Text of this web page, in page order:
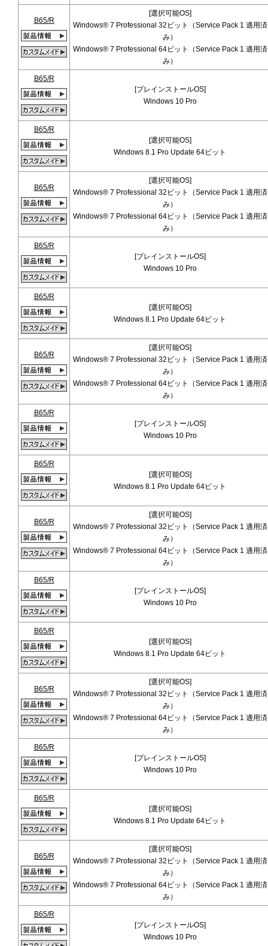
B65/R
[選択可能OS]
Windows® 7 Professional 32ビット（Service Pack 1 適用済
み）
Windows® 7 Professional 64ビット（Service Pack 1 適用済
み）
B65/R
[プレインストールOS]
Windows 10 Pro
B65/R
[選択可能OS]
Windows 8.1 Pro Update 64ビット
B65/R
[選択可能OS]
Windows® 7 Professional 32ビット（Service Pack 1 適用済
み）
Windows® 7 Professional 64ビット（Service Pack 1 適用済
み）
B65/R
[プレインストールOS]
Windows 10 Pro
B65/R
[選択可能OS]
Windows 8.1 Pro Update 64ビット
B65/R
[選択可能OS]
Windows® 7 Professional 32ビット（Service Pack 1 適用済
み）
Windows® 7 Professional 64ビット（Service Pack 1 適用済
み）
B65/R
[プレインストールOS]
Windows 10 Pro
B65/R
[選択可能OS]
Windows 8.1 Pro Update 64ビット
B65/R
[選択可能OS]
Windows® 7 Professional 32ビット（Service Pack 1 適用済
み）
Windows® 7 Professional 64ビット（Service Pack 1 適用済
み）
B65/R
[プレインストールOS]
Windows 10 Pro
B65/R
[選択可能OS]
Windows 8.1 Pro Update 64ビット
B65/R
[選択可能OS]
Windows® 7 Professional 32ビット（Service Pack 1 適用済
み）
Windows® 7 Professional 64ビット（Service Pack 1 適用済
み）
B65/R
[プレインストールOS]
Windows 10 Pro
B65/R
[選択可能OS]
Windows 8.1 Pro Update 64ビット
B65/R
[選択可能OS]
Windows® 7 Professional 32ビット（Service Pack 1 適用済
み）
Windows® 7 Professional 64ビット（Service Pack 1 適用済
み）
B65/R
[プレインストールOS]
Windows 10 Pro